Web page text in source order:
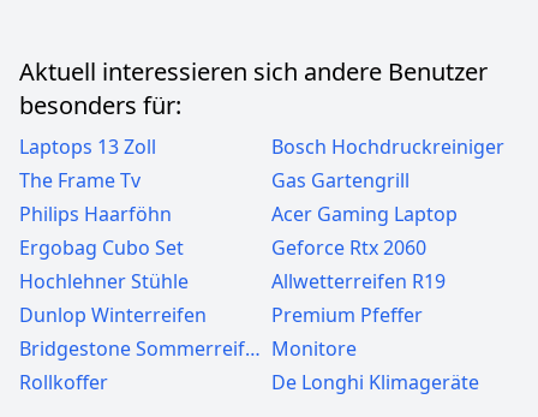
Aktuell interessieren sich andere Benutzer
besonders für:
Laptops 13 Zoll
Bosch Hochdruckreiniger
The Frame Tv
Gas Gartengrill
Philips Haarföhn
Acer Gaming Laptop
Ergobag Cubo Set
Geforce Rtx 2060
Hochlehner Stühle
Allwetterreifen R19
Dunlop Winterreifen
Premium Pfeffer
Bridgestone Sommerreifen Monitore
Rollkoffer
De Longhi Klimageräte